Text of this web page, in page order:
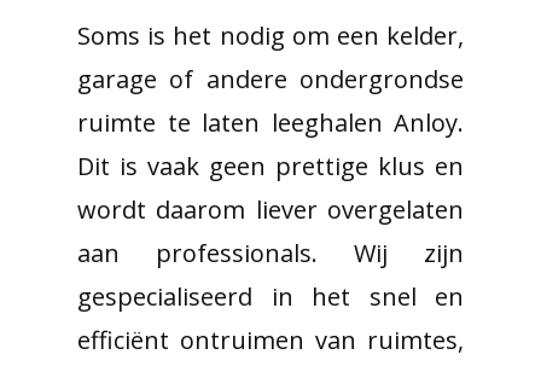
Soms is het nodig om een kelder,
garage of andere ondergrondse
ruimte te laten leeghalen Anloy.
Dit is vaak geen prettige klus en
wordt daarom liever overgelaten
aan professionals. Wij zijn
gespecialiseerd in het snel en
efficiënt ontruimen van ruimtes,